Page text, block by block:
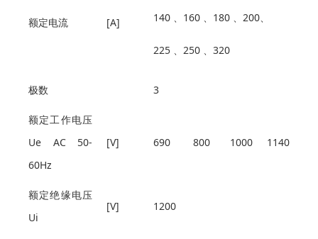
额定电流 [A] 140 、160 、180 、200、
225 、250 、320
极数 3
额定工作电压
Ue AC 50-
60Hz
[V] 690 800 1000 1140
额定绝缘电压
Ui
[V] 1200